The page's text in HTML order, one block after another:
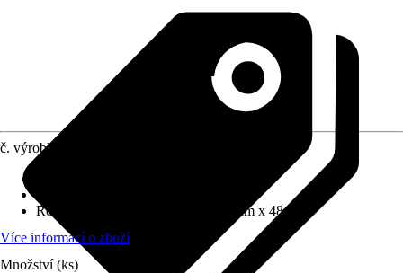
č. výrobku
Rozměry (ŠxVxH)
128 cm x 46.6 cm x 48 cm
Více informací o zboží
Množství (ks)